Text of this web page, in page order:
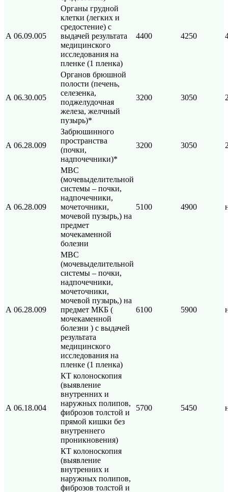
А 06.09.005
Органы грудной
клетки (легких и
средостение) с
выдачей результата
медицинского
исследования на
пленке (1 пленка)
4400 4250
А 06.30.005
Органов брюшной
полости (печень,
селезенка,
поджелудочная
железа, желчный
пузырь)*
3200 3050
А 06.28.009
Забрюшинного
пространства
(почки,
надпочечники)*
3200 3050
А 06.28.009
МВС
(мочевыделительной
системы – почки,
надпочечники,
мочеточники,
мочевой пузырь,) на
предмет
мочекаменной
болезни
5100 4900
А 06.28.009
МВС
(мочевыделительной
системы – почки,
надпочечники,
мочеточники,
мочевой пузырь,) на
предмет МКБ (
мочекаменной
болезни ) с выдачей
результата
медицинского
исследования на
пленке (1 пленка)
6100 5900
А 06.18.004
КТ колоноскопия
(выявление
внутренних и
наружных полипов,
фиброзов толстой и
прямой кишки без
внутреннего
проникновения)
5700 5450
КТ колоноскопия
(выявление
внутренних и
наружных полипов,
фиброзов толстой и